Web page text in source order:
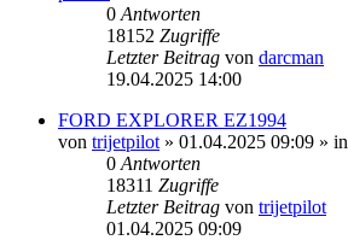
0 Antworten
18152 Zugriffe
Letzter Beitrag von darcman
19.04.2025 14:00
FORD EXPLORER EZ1994
von trijetpilot » 01.04.2025 09:09 » in
0 Antworten
18311 Zugriffe
Letzter Beitrag von trijetpilot
01.04.2025 09:09